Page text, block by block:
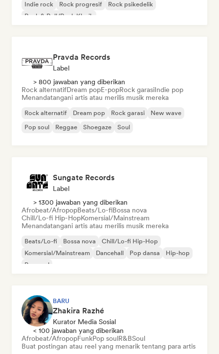
Indie rock
Rock progresif
Rock psikedelik
Rock & Roll/Rock Klasik
Pravda Records
Label
> 800 jawaban yang diberikan
Rock alternatifDream popE-popRock garasiIndie pop
Menandatangani artis atau merilis musik mereka
Rock alternatif Dream pop Rock garasi
New wave
Pop soul
Reggae Shoegaze Soul
Sungate Records
Label
> 1300 jawaban yang diberikan
Afrobeat/AfropopBeats/Lo-fiBossa nova
Chill/Lo-fi Hip-HopKomersial/Mainstream
Menandatangani artis atau merilis musik mereka
Beats/Lo-fi Bossa nova
Chill/Lo-fi Hip-Hop
Komersial/Mainstream
Dancehall Pop dansa
Hip-hop
Pop soul
BARU
Zhakira Razhé
Kurator Media Sosial
< 100 jawaban yang diberikan
Afrobeat/AfropopFunkPop soulR&BSoul
Buat postingan atau reel yang menarik tentang para artis